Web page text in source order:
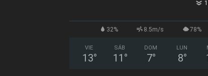
32% 8.5m/s 78%
VIE
13°
SÁB
11 °
DOM
7°
LUN
8°